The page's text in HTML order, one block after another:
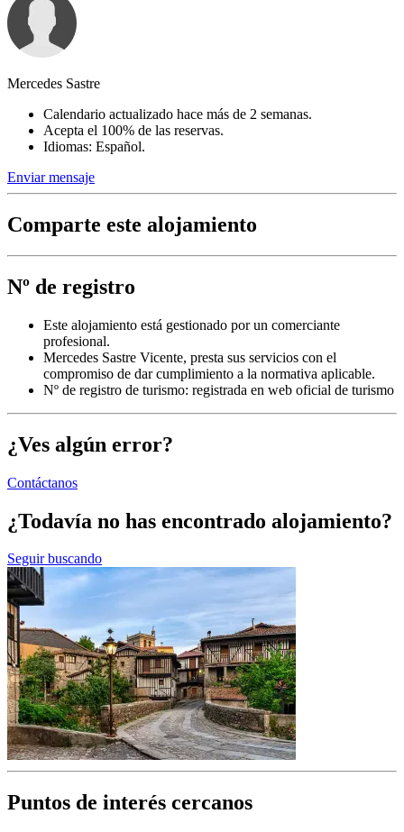
Mercedes Sastre
Calendario actualizado hace más de 2 semanas.
Acepta el 100% de las reservas.
Idiomas: Español.
Enviar mensaje
Comparte este alojamiento
Nº de registro
Este alojamiento está gestionado por un comerciante
profesional.
Mercedes Sastre Vicente, presta sus servicios con el
compromiso de dar cumplimiento a la normativa aplicable.
Nº de registro de turismo: registrada en web oficial de turismo
¿Ves algún error?
Contáctanos
¿Todavía no has encontrado alojamiento?
Seguir buscando
Puntos de interés cercanos